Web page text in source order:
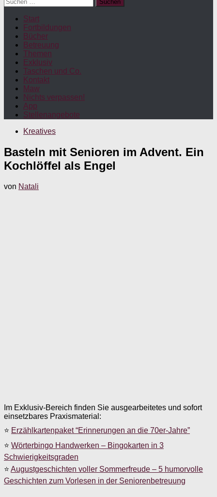
nach:
Start
Fortbildungen
Bücher
Betreuung
Themen
Exklusiv
Taschen und Co.
Kontakt
Maw
Nichts verpassen!
App
Stellenangebote
Kreatives
Basteln mit Senioren im Advent. Ein
Kochlöffel als Engel
von Natali
Im Exklusiv-Bereich finden Sie ausgearbeitetes und sofort
einsetzbares Praxismaterial:
⭐ Erzählkartenpaket “Erinnerungen an die 70er-Jahre”
⭐ Wörterbingo Handwerken – Bingokarten in 3
Schwierigkeitsgraden
⭐ Augustgeschichten voller Sommerfreude – 5 humorvolle
Geschichten zum Vorlesen in der Seniorenbetreuung